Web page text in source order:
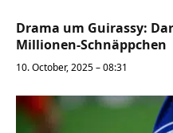
Drama um Guirassy:
Millionen-Schnäppchen
10. October, 2025 – 08:31